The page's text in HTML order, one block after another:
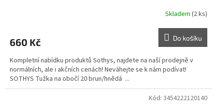
Skladem (2 ks)
660 Kč Do košíku
Kompletní nabídku produktů Sothys, najdete na naší prodejně v
normálních, ale i akčních cenách! Neváhejte se k nám podívat!
SOTHYS Tužka na obočí 20 brun/hnědá ...
Kód: 3454222120140